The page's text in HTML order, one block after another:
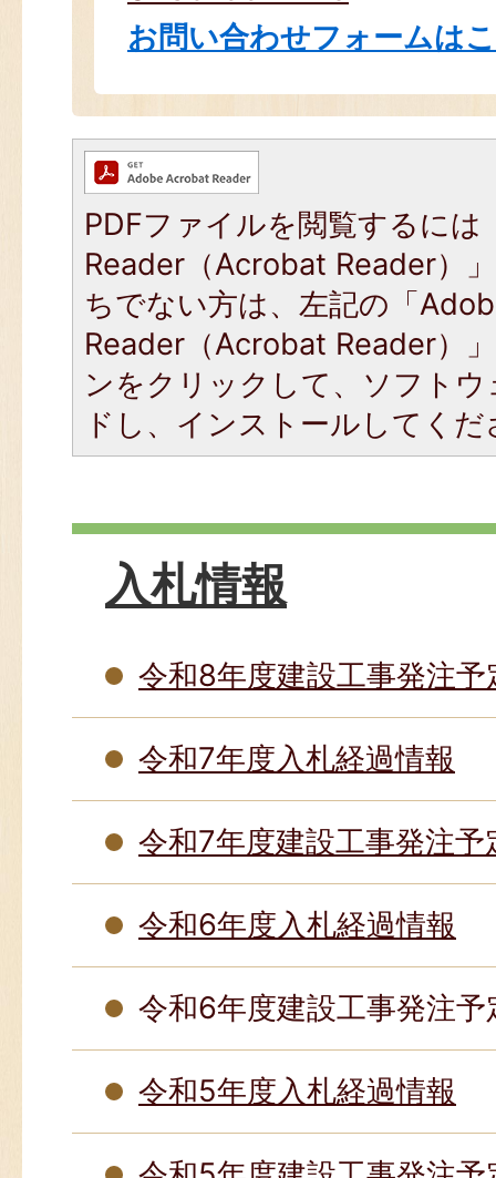
お問い合わせフォームは
PDFファイルを閲覧するには
Reader（Acrobat Reader）
ちでない方は、左記の「
Reader（Acrobat Reader）
ンをクリックして、ソフト
ドし、インストールしてくだ
入札情報
令和8年度建設工事発注予
令和7年度入札経過情報
令和7年度建設工事発注予
令和6年度入札経過情報
令和6年度建設工事発注予
令和5年度入札経過情報